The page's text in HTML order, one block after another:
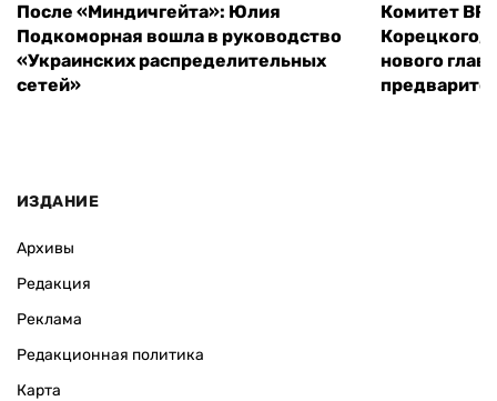
После «Миндичгейта»: Юлия
Подкоморная вошла в руководство
«Украинских распределительных
сетей»
Комитет ВР
Корецкого,
нового
ИЗДАНИЕ
Архивы
Редакция
Реклама
Редакционная политика
Карта